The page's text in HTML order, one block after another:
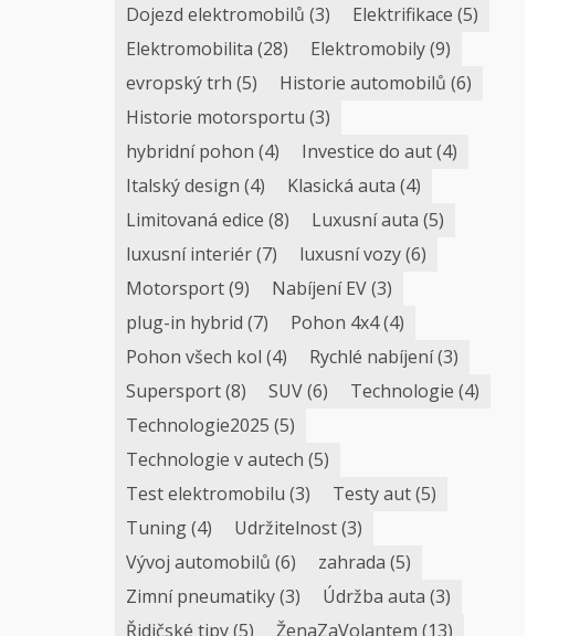
Dojezd elektromobilů (3) Elektrifikace (5)
Elektromobilita (28) Elektromobily(9)
evropský trh (5) Historie automobilů (6)
Historie motorsportu (3)
hybridní pohon (4) Investice do aut(4)
Italský design (4) Klasická auta (4)
Limitovaná edice (8) Luxusní auta (5)
luxusní interiér(7) luxusní vozy(6)
Motorsport(9) Nabíjení EV(3)
plug-in hybrid (7) Pohon 4x4(4)
Pohon všech kol (4) Rychlé nabíjení(3)
Supersport(8) SUV(6) Technologie (4)
Technologie2025 (5)
Technologie v autech (5)
Test elektromobilu (3) Testy aut(5)
Tuning(4) Udržitelnost(3)
Vývoj automobilů (6) zahrada (5)
Zimní pneumatiky(3) Údržba auta (3)
Řidičské tipy(5) ŽenaZaVolantem (13)